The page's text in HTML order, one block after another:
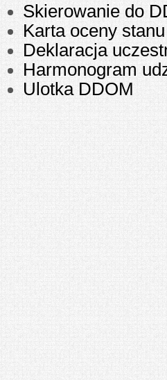
Skierowanie do
Karta oceny
Deklaracja
Harmonogram
Ulotka DDOM